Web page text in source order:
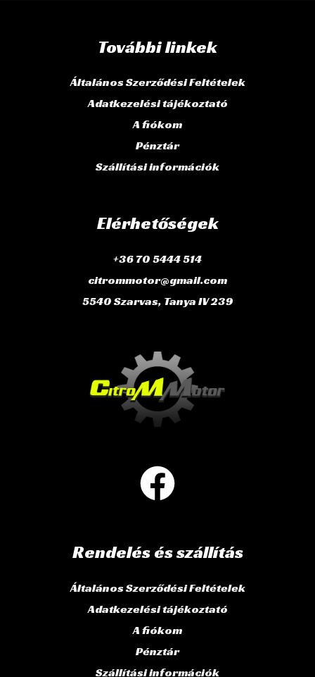
További linkek
Általános Szerződési Feltételek
Adatkezelési tájékoztató
A fiókom
Pénztár
Szállítási információk
Elérhetőségek
+36 70 5444 514
citrommotor@gmail.com
5540 Szarvas, Tanya IV 239
Rendelés és szállítás
Általános Szerződési Feltételek
Adatkezelési tájékoztató
A fiókom
Pénztár
Szállítási információk